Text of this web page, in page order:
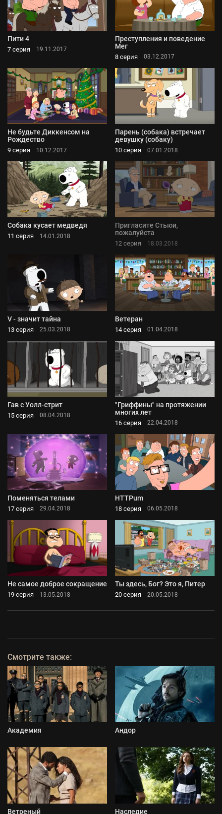
Пити 4
7 серия 19.11.2017
Преступления и поведение
Мег
8 серия 03.12.2017
Не будьте Диккенсом на
Рождество
9 серия 10.12.2017
Парень (собака) встречает
девушку (собаку)
10 серия 07.01.2018
Собака кусает медведя
11 серия 14.01.2018
Пригласите Стьюи,
пожалуйста
12 серия 18.03.2018
V - значит тайна
13 серия 25.03.2018
Ветеран
14 серия 01.04.2018
Гав с Уолл-стрит
15 серия 08.04.2018
"Гриффины" на протяжении
многих лет
16 серия 22.04.2018
Поменяться телами
17 серия 29.04.2018
HTTPum
18 серия 06.05.2018
Не самое доброе сокращение
19 серия 13.05.2018
Ты здесь, Бог? Это я, Питер
20 серия 20.05.2018
Смотрите также:
Академия Андор
Ветреный Наследие